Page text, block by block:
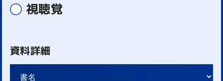
視聴覚
資料詳細